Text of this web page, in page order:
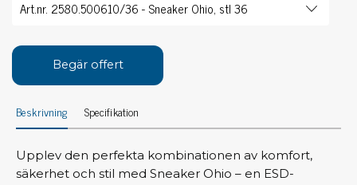
Begär offert
Beskrivning Specifikation
Upplev den perfekta kombinationen av komfort,
säkerhet och stil med Sneaker Ohio – en ESD-